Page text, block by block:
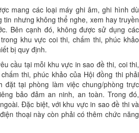
mang các loại máy ghi âm, ghi hình dù
nhưng không thể nghe, xem hay truyền
Bên cạnh đó, không được sử dụng các
khu vực coi thi, chấm thi, phúc khảo
bị quy định.
cầu tại mỗi khu vực in sao đề thi, coi thi,
thi, phúc khảo của Hội đồng thi phải
tại phòng làm việc chung/phòng trực
bảo đảm an ninh, an toàn. Trong đó,
Đặc biệt, với khu vực in sao đề thi và
thoại này còn phải có thêm chức năng